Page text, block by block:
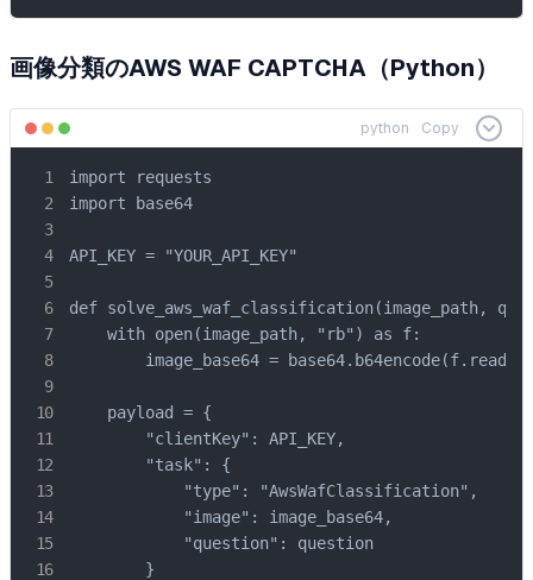
画像分類のAWS WAF CAPTCHA（Python）
python Copy
import requests
import base64
API_KEY = "YOUR_API_KEY"
def solve_aws_waf_classification(image_path,
    with open(image_path, "rb") as f:
image_base64 =
    payload = {
        "clientKey": API_KEY,
        "task": {
            "type": "AwsWafClassification",
            "image": image_base64,
            "question": question
        }